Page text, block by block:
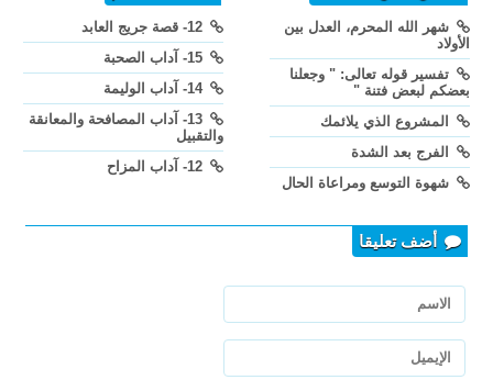
شهر الله المحرم، العدل بين
الأولاد
تفسير قوله تعالى: " وجعلنا
بعضكم لبعض فتنة "
المشروع الذي يلائمك
الفرج بعد الشدة
شهوة التوسع ومراعاة الحال
14- آداب الوليمة
13- آداب المصافحة والمعانقة
والتقبيل
أضف تعليقا